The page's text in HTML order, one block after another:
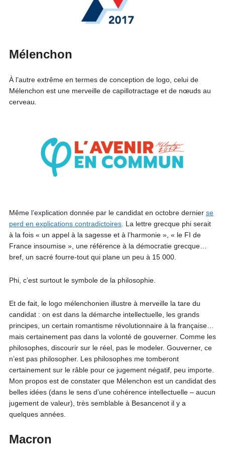
Mélenchon
À l’autre extrême en termes de conception de logo, celui de
Mélenchon est une merveille de capillotractage et de nœuds au
cerveau.
Même l’explication donnée par le candidat en octobre dernier se
perd en explications contradictoires. La lettre grecque phi serait
à la fois « un appel à la sagesse et à l’harmonie », « le FI de
France insoumise », une référence à la démocratie grecque…
bref, un sacré fourre-tout qui plane un peu à 15 000.
Phi, c’est surtout le symbole de la philosophie.
Et de fait, le logo mélenchonien illustre à merveille la tare du
candidat : on est dans la démarche intellectuelle, les grands
principes, un certain romantisme révolutionnaire à la française…
mais certainement pas dans la volonté de gouverner. Comme les
philosophes, discourir sur le réel, pas le modeler. Gouverner, ce
n’est pas philosopher. Les philosophes me tomberont
certainement sur le râble pour ce jugement négatif, peu importe.
Mon propos est de constater que Mélenchon est un candidat des
belles idées (dans le sens d’une cohérence intellectuelle – aucun
jugement de valeur), très semblable à Besancenot il y a
quelques années.
Macron